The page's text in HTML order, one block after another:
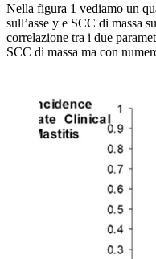
Nella figura 1 vediamo un
sull’asse y e SCC di massa
correlazione tra i due
SCC di massa ma con